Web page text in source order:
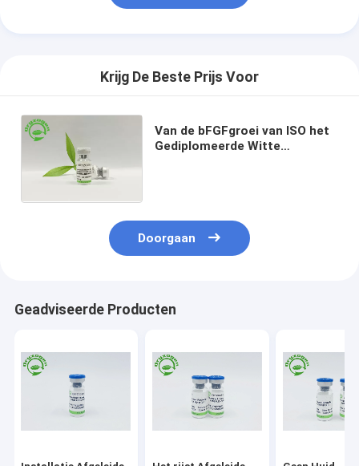
Krijg De Beste Prijs Voor
Van de bFGFgroei van ISO het
Gediplomeerde Witte
Doorgaan
Geadviseerde Producten